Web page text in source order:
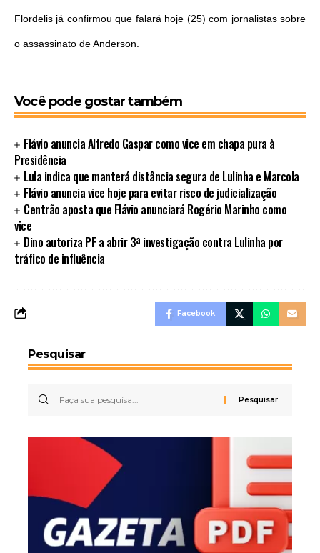
Flordelis já confirmou que falará hoje (25) com jornalistas sobre
o assassinato de Anderson.
Você pode gostar também
Flávio anuncia Alfredo Gaspar como vice em chapa pura à
Presidência
Lula indica que manterá distância segura de Lulinha e Marcola
Flávio anuncia vice hoje para evitar risco de judicialização
Centrão aposta que Flávio anunciará Rogério Marinho como
vice
Dino autoriza PF a abrir 3ª investigação contra Lulinha por
tráfico de influência
Facebook
Pesquisar